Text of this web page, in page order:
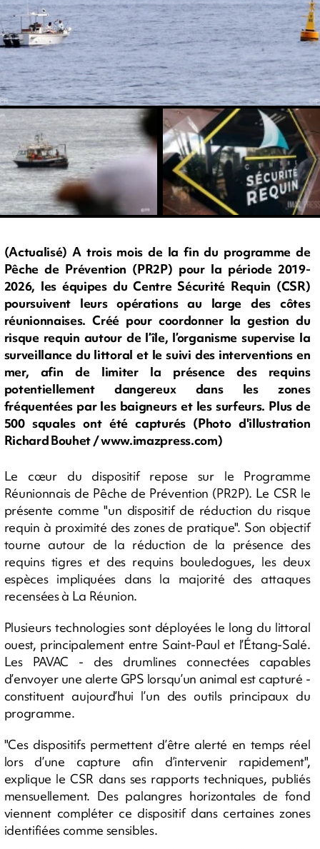
(Actualisé) A trois mois de la fin du programme de
Pêche de Prévention (PR2P) pour la période 2019-
2026, les équipes du Centre Sécurité Requin (CSR)
poursuivent leurs opérations au large des côtes
réunionnaises. Créé pour coordonner la gestion du
risque requin autour de l’île, l’organisme supervise la
surveillance du littoral et le suivi des interventions en
mer, afin de limiter la présence des requins
potentiellement dangereux dans les zones
fréquentées par les baigneurs et les surfeurs. Plus de
500 squales ont été capturés (Photo d'illustration
Richard Bouhet / www.imazpress.com)
Le cœur du dispositif repose sur le Programme
Réunionnais de Pêche de Prévention (PR2P). Le CSR le
présente comme "un dispositif de réduction du risque
requin à proximité des zones de pratique". Son objectif
tourne autour de la réduction de la présence des
requins tigres et des requins bouledogues, les deux
espèces impliquées dans la majorité des attaques
recensées à La Réunion.
Plusieurs technologies sont déployées le long du littoral
ouest, principalement entre Saint-Paul et l’Étang-Salé.
Les PAVAC - des drumlines connectées capables
d’envoyer une alerte GPS lorsqu’un animal est capturé -
constituent aujourd’hui l’un des outils principaux du
programme.
"Ces dispositifs permettent d’être alerté en temps réel
lors d’une capture afin d’intervenir rapidement",
explique le CSR dans ses rapports techniques, publiés
mensuellement. Des palangres horizontales de fond
viennent compléter ce dispositif dans certaines zones
identifiées comme sensibles.